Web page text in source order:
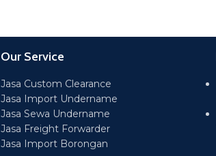
Our Service
Jasa Custom Clearance
Jasa Import Undername
Jasa Sewa Undername
Jasa Freight Forwarder
Jasa Import Borongan